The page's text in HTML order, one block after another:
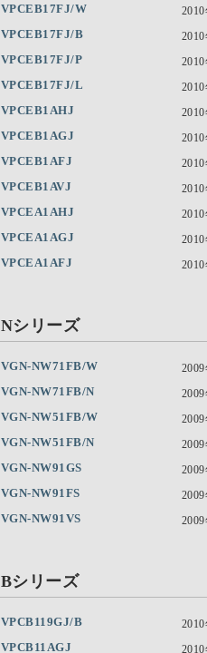
VPCEB17FJ/W
VPCEB17FJ/B
VPCEB17FJ/P
VPCEB17FJ/L
VPCEB1AHJ
VPCEB1AGJ
VPCEB1AFJ
VPCEB1AVJ
VPCEA1AHJ
VPCEA1AGJ
VPCEA1AFJ
Nシリーズ
VGN-NW71FB/W
VGN-NW71FB/N
VGN-NW51FB/W
VGN-NW51FB/N
VGN-NW91GS
VGN-NW91FS
VGN-NW91VS
Bシリーズ
VPCB119GJ/B
VPCB11AGJ